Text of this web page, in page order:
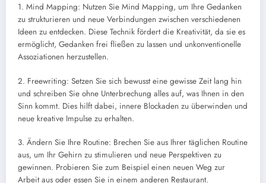
1. Mind Mapping: Nutzen Sie Mind Mapping, um Ihre Gedanken
zu strukturieren und neue Verbindungen zwischen verschiedenen
Ideen zu entdecken. Diese Technik fördert die Kreativität, da sie es
ermöglicht, Gedanken frei fließen zu lassen und unkonventionelle
Assoziationen herzustellen.
2. Freewriting: Setzen Sie sich bewusst eine gewisse Zeit lang hin
und schreiben Sie ohne Unterbrechung alles auf, was Ihnen in den
Sinn kommt. Dies hilft dabei, innere Blockaden zu überwinden und
neue kreative Impulse zu erhalten.
3. Ändern Sie Ihre Routine: Brechen Sie aus Ihrer täglichen Routine
aus, um Ihr Gehirn zu stimulieren und neue Perspektiven zu
gewinnen. Probieren Sie zum Beispiel einen neuen Weg zur
Arbeit aus oder essen Sie in einem anderen Restaurant.